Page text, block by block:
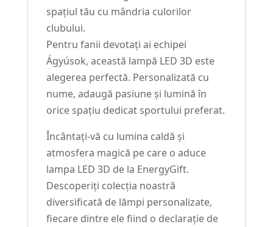
spațiul tău cu mândria culorilor
clubului.
Pentru fanii devotați ai echipei
Ágyúsok, această lampă LED 3D este
alegerea perfectă. Personalizată cu
nume, adaugă pasiune și lumină în
orice spațiu dedicat sportului preferat.
Încântați-vă cu lumina caldă și
atmosfera magică pe care o aduce
lampa LED 3D de la EnergyGift.
Descoperiți colecția noastră
diversificată de lămpi personalizate,
fiecare dintre ele fiind o declarație de